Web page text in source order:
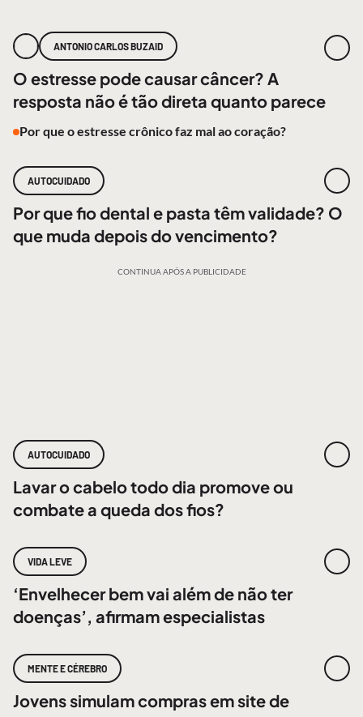
ANTONIO CARLOS BUZAID
O estresse pode causar câncer? A
resposta não é tão direta quanto parece
Por que o estresse crônico faz mal ao coração?
AUTOCUIDADO
Por que fio dental e pasta têm validade? O
que muda depois do vencimento?
CONTINUA APÓS A PUBLICIDADE
AUTOCUIDADO
Lavar o cabelo todo dia promove ou
combate a queda dos fios?
VIDA LEVE
‘Envelhecer bem vai além de não ter
doenças’, afirmam especialistas
MENTE E CÉREBRO
Jovens simulam compras em site de